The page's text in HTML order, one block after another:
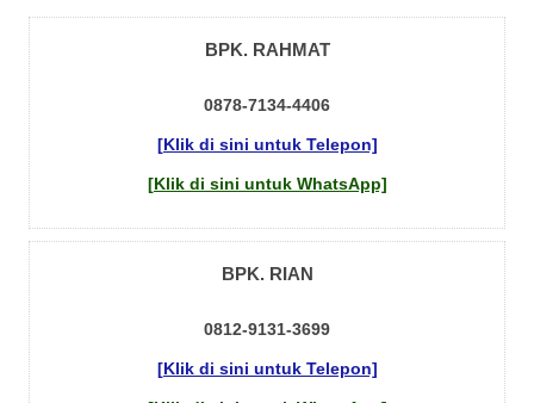
BPK. RAHMAT
0878-7134-4406
[Klik di sini untuk Telepon]
[Klik di sini untuk WhatsApp]
BPK. RIAN
0812-9131-3699
[Klik di sini untuk Telepon]